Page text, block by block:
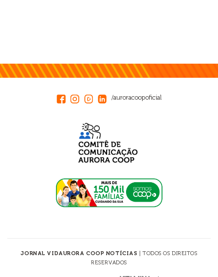
/auroracoopoficial
JORNAL VIDAURORA COOP NOTÍCIAS | TODOS OS DIREITOS
RESERVADOS